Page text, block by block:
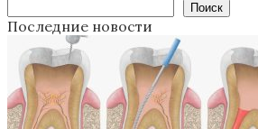
Поиск
Последние новости